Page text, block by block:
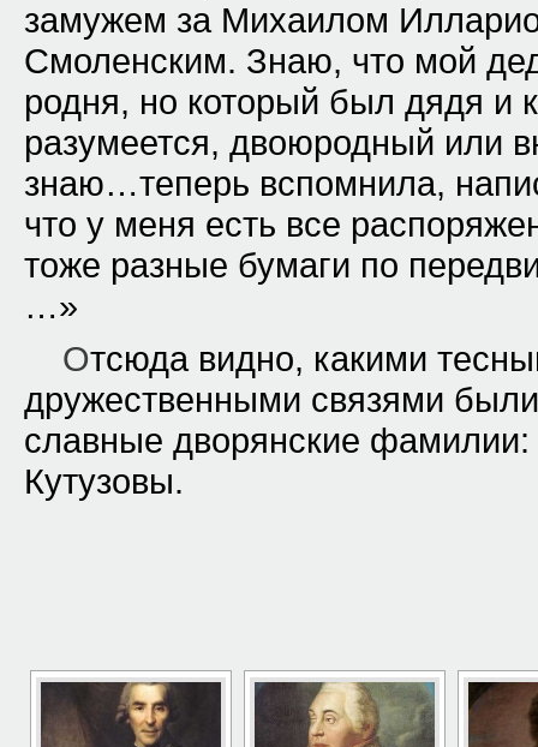
замужем за Михаилом
Смоленским. Знаю, что мой
родня, но который был дядя и
разумеется, двоюродный или
знаю…теперь вспомнила,
что у меня есть все
тоже разные бумаги по
…»
Отсюда видно, какими
дружественными связями
славные дворянские
Кутузовы.